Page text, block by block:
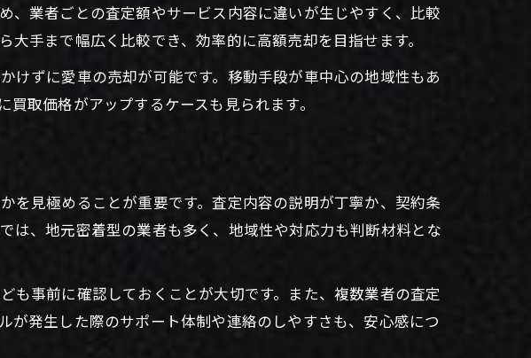
しく解説
ポイント
類まとめ
便性とは
納得の理由
ポイント
用シーン
、業者ごとの査定額やサービス内容に違いが生じやすく、比較
手まで幅広く比較でき、効率的に高額売却を目指せます。
けずに愛車の売却が可能です。移動手段が車中心の地域性もあ
取価格がアップするケースも見られます。
見極めることが重要です。査定内容の説明が丁寧か、契約条
は、地元密着型の業者も多く、地域性や対応力も判断材料とな
事前に確認しておくことが大切です。また、複数業者の査定
発生した際のサポート体制や連絡のしやすさも、安心感につ